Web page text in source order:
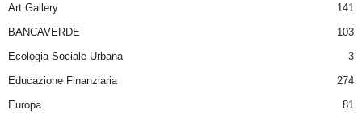
Art Gallery
141
BANCAVERDE
103
Ecologia Sociale Urbana
3
Educazione Finanziaria
274
Europa
81